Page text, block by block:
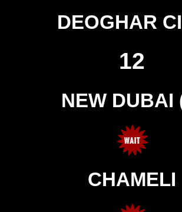
DEOGHAR
12
NEW DUBAI
CHAMELI